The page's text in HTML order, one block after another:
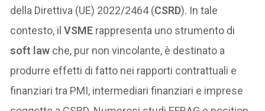
della Direttiva (UE) 2022/2464 (CSRD). In tale
contesto, ilVSME rappresenta uno strumento di
soft law che, pur non vincolante, è destinato a
produrre effetti di fatto nei rapporti contrattuali e
finanziari tra PMI, intermediari finanziari e imprese